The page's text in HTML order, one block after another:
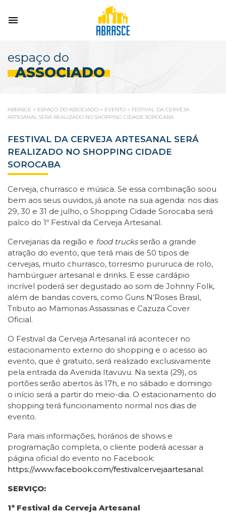
espaço do
ASSOCIADO
ABRASCE > ESPAÇO DO ASSOCIADO > EVENTO > FESTIVAL DA CERVEJA
ARTESANAL SERÁ REALIZADO NO SHOPPING CIDADE SOROCABA
FESTIVAL DA CERVEJA ARTESANAL SERÁ
REALIZADO NO SHOPPING CIDADE
SOROCABA
Cerveja, churrasco e música. Se essa combinação soou
bem aos seus ouvidos, já anote na sua agenda: nos dias
29, 30 e 31 de julho, o Shopping Cidade Sorocaba será
palco do 1º Festival da Cerveja Artesanal.
Cervejarias da região e food trucksserão a grande
atração do evento, que terá mais de 50 tipos de
cervejas, muito churrasco, torresmo pururuca de rolo,
hambúrguer artesanal e drinks. E esse cardápio
incrível poderá ser degustado ao som de Johnny Folk,
além de bandas covers, como Guns N’Roses Brasil,
Tributo ao Mamonas Assassinas e Cazuza Cover
Oficial.
O Festival da Cerveja Artesanal irá acontecer no
estacionamento externo do shopping e o acesso ao
evento, que é gratuito, será realizado exclusivamente
pela entrada da Avenida Itavuvu. Na sexta (29), os
portões serão abertos às 17h, e no sábado e domingo
o início será a partir do meio-dia. O estacionamento do
shopping terá funcionamento normal nos dias de
evento.
Para mais informações, horários de shows e
programação completa, o cliente poderá acessar a
página oficial do evento no Facebook:
https://www.facebook.com/festivalcervejaartesanal.
SERVIÇO:
1ª Festival da Cerveja Artesanal